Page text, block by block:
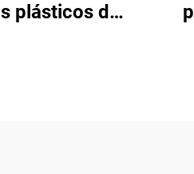
plásticos de